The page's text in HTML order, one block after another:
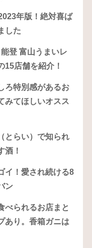
年版！絶対喜ば
した
登 富山うまいレ
15店舗を紹介！
ろ特別感があるお
みてほしいオスス
とらい）で知られ
酒！
イ！愛され続ける8
ン
べられるお店まと
あり。香箱ガニは